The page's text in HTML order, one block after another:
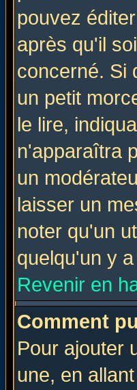
pouvez
après qu'il
concerné. Si
un petit
le lire,
n'apparaîtra
un
laisser un
noter qu'un
quelqu'un y
Revenir en
Comment
Pour ajouter
une, en